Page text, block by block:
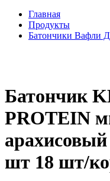
Главная
Продукты
Батончики Вафли
Батончик
PROTEIN
шт 18 шт/